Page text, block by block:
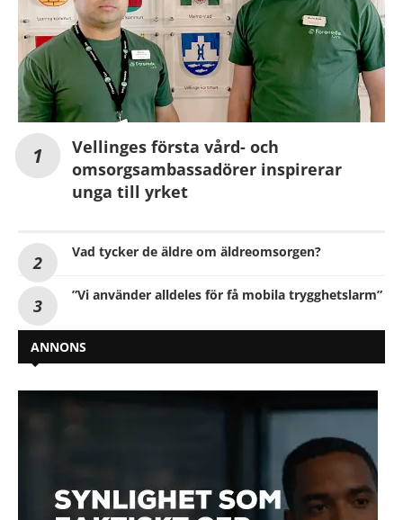
Vellinges första vård- och
omsorgsambassadörer inspirerar
unga till yrket
Vad tycker de äldre om äldreomsorgen?
”Vi använder alldeles för få mobila trygghetslarm”
ANNONS